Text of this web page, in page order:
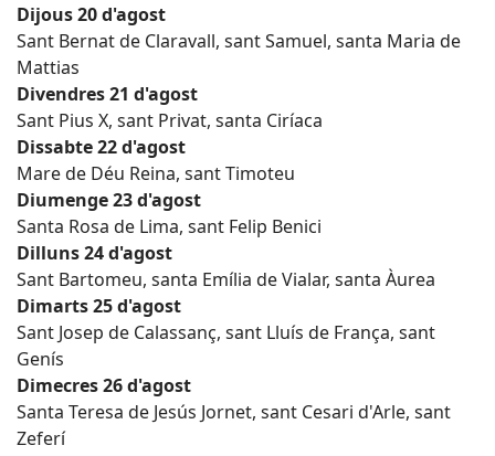
Dijous 20 d'agost
Sant Bernat de Claravall, sant Samuel, santa Maria de
Mattias
Divendres 21 d'agost
Sant Pius X, sant Privat, santa Ciríaca
Dissabte 22 d'agost
Mare de Déu Reina, sant Timoteu
Diumenge 23 d'agost
Santa Rosa de Lima, sant Felip Benici
Dilluns 24 d'agost
Sant Bartomeu, santa Emília de Vialar, santa Àurea
Dimarts 25 d'agost
Sant Josep de Calassanç, sant Lluís de França, sant
Genís
Dimecres 26 d'agost
Santa Teresa de Jesús Jornet, sant Cesari d'Arle, sant
Zeferí